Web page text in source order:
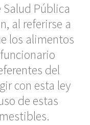
Pública
al referirse a
los alimentos
del
con esta ley
de estas